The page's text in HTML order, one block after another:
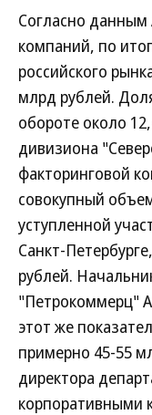
Согласно данным
компаний, по
российского
млрд рублей.
обороте около
дивизиона
факторинговой
совокупный
уступленной
Санкт-
рублей.
"Петрокоммерц"
этот же
примерно 45-55
директора
корпоративными